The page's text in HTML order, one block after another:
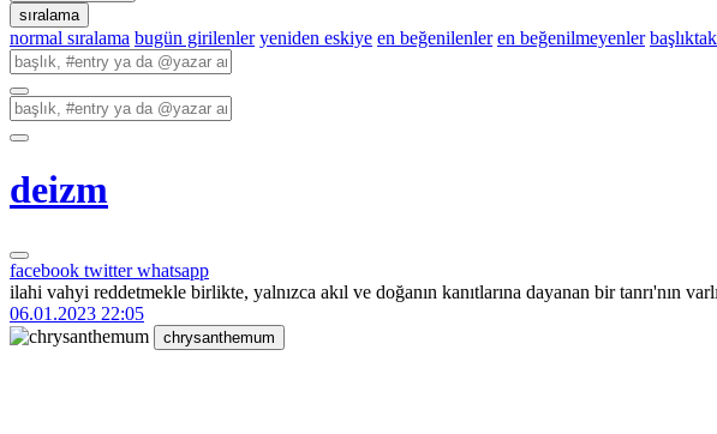
sıralama
normal sıralama bugün girilenler yeniden eskiye en beğenilenler en beğenilmeyenler
deizm
facebook twitterwhatsapp
ilahi vahyi reddetmekle birlikte, yalnızca akıl ve doğanın kanıtlarına dayanan bir tanrı'nın
06.01.2023 22:05
chrysanthemum